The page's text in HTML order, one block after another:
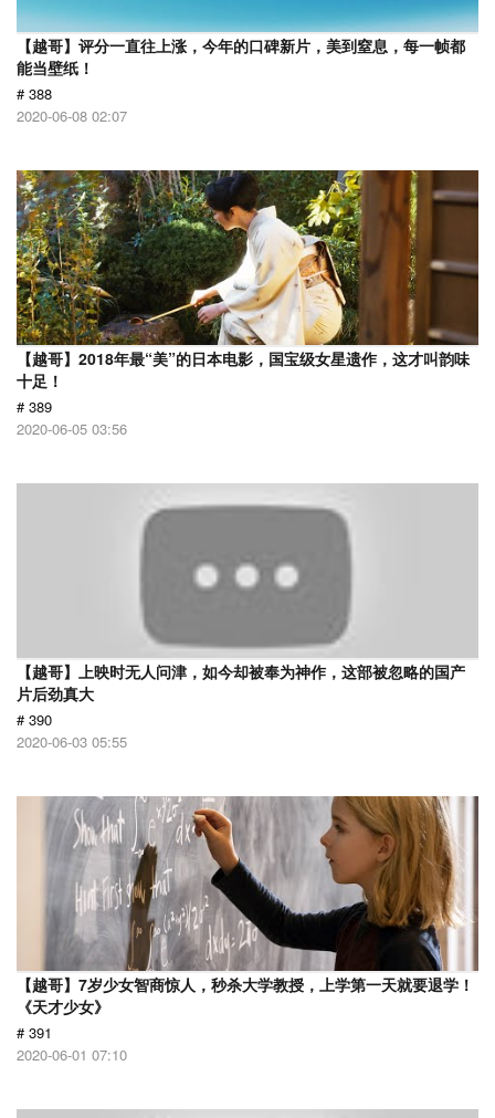
【越哥】评分一直往上涨，今年的口碑新片，美到窒息，每一帧都
能当壁纸！
# 388
2020-06-08 02:07
【越哥】2018年最“美”的日本电影，国宝级女星遗作，这才叫韵味
十足！
# 389
2020-06-05 03:56
【越哥】上映时无人问津，如今却被奉为神作，这部被忽略的国产
片后劲真大
# 390
2020-06-03 05:55
【越哥】7岁少女智商惊人，秒杀大学教授，上学第一天就要退学！
《天才少女》
# 391
2020-06-01 07:10